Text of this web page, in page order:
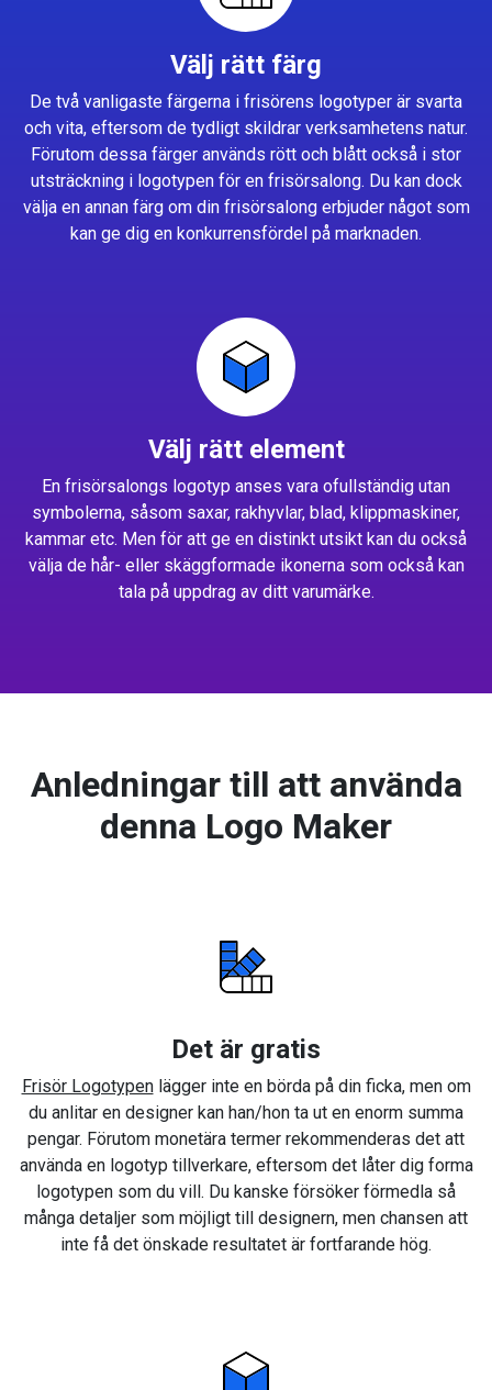
Välj rätt färg
De två vanligaste färgerna i frisörens logotyper är svarta
och vita, eftersom de tydligt skildrar verksamhetens natur.
Förutom dessa färger används rött och blått också i stor
utsträckning i logotypen för en frisörsalong. Du kan dock
välja en annan färg om din frisörsalong erbjuder något som
kan ge dig en konkurrensfördel på marknaden.
Välj rätt element
En frisörsalongs logotyp anses vara ofullständig utan
symbolerna, såsom saxar, rakhyvlar, blad, klippmaskiner,
kammar etc. Men för att ge en distinkt utsikt kan du också
välja de hår- eller skäggformade ikonerna som också kan
tala på uppdrag av ditt varumärke.
Anledningar till att använda
denna Logo Maker
Det är gratis
Frisör Logotypenlägger inte en börda på din ficka, men om
du anlitar en designer kan han/hon ta ut en enorm summa
pengar. Förutom monetära termer rekommenderas det att
använda en logotyp tillverkare, eftersom det låter dig forma
logotypen som du vill. Du kanske försöker förmedla så
många detaljer som möjligt till designern, men chansen att
inte få det önskade resultatet är fortfarande hög.